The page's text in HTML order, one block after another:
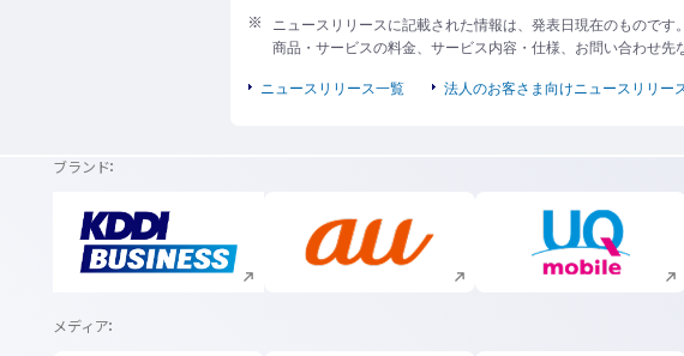
ニュースリリースに記載された情報は、発表日現在のものです。
商品・サービスの料金、サービス内容・仕様、お問い合わせ
ニュースリリース一覧
法人のお客さま向けニュースリリー
ブランド
新規ウィンドウで開く 新規ウィンドウで開く 新規ウィン
メディア